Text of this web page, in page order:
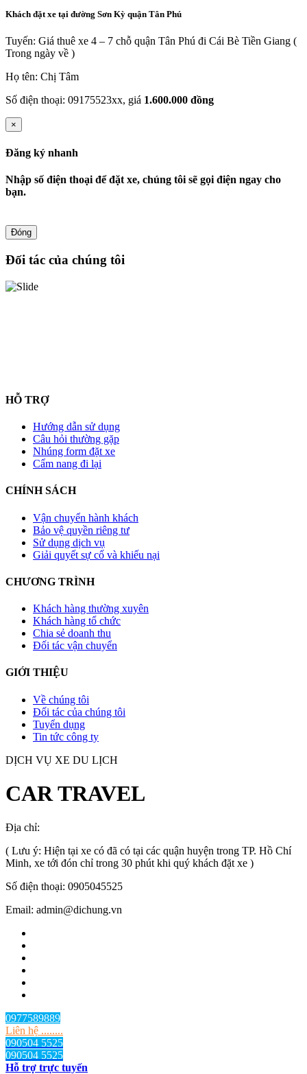
Khách đặt xe tại đường Sơn Kỳ quận Tân Phú
Tuyến: Giá thuê xe 4 – 7 chỗ quận Tân Phú đi Cái Bè Tiền Giang (
Trong ngày về )
Họ tên: Chị Tâm
Số điện thoại: 09175523xx, giá 1.600.000 đồng
×
Đăng ký nhanh
Nhập số điện thoại để đặt xe, chúng tôi sẽ gọi điện ngay cho
bạn.
Đóng
Đối tác của chúng tôi
HỖ TRỢ
Hướng dẫn sử dụng
Câu hỏi thường gặp
Nhúng form đặt xe
Cẩm nang đi lại
CHÍNH SÁCH
Vận chuyển hành khách
Bảo vệ quyền riêng tư
Sử dụng dịch vụ
Giải quyết sự cố và khiếu nại
CHƯƠNG TRÌNH
Khách hàng thường xuyên
Khách hàng tổ chức
Chia sẻ doanh thu
Đối tác vận chuyển
GIỚI THIỆU
Về chúng tôi
Đối tác của chúng tôi
Tuyển dụng
Tin tức công ty
DỊCH VỤ XE DU LỊCH
CAR TRAVEL
Địa chỉ:
( Lưu ý: Hiện tại xe có đã có tại các quận huyện trong TP. Hồ Chí
Minh, xe tới đón chỉ trong 30 phút khi quý khách đặt xe )
Số điện thoại: 0905045525
Email: admin@dichung.vn
0977589889
Liên hệ ........
090504 5525
090504 5525
Hỗ trợ trực tuyến